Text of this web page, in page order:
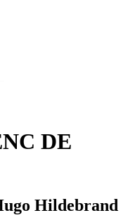
DE
Hildebrand